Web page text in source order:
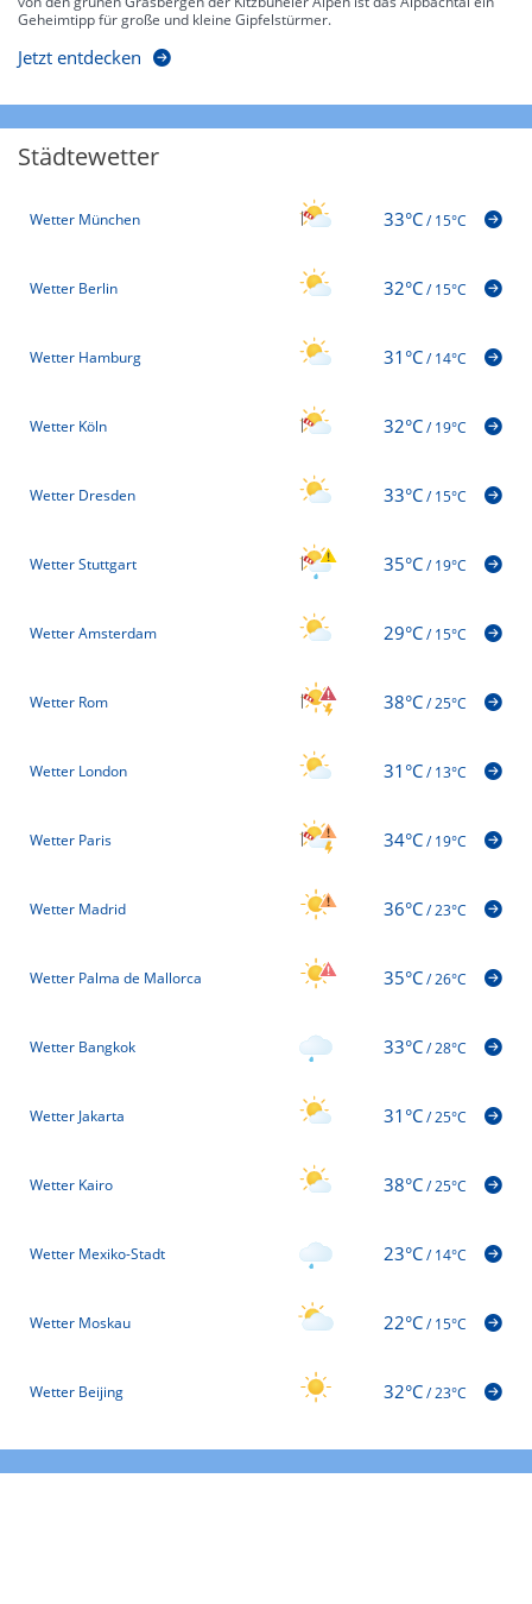
Geheimtipp für große und kleine Gipfelstürmer.
Jetzt entdecken
Städtewetter
Wetter München 33°C/15°C
Wetter Berlin 32°C/15°C
Wetter Hamburg 31°C/14°C
Wetter Köln 32°C/19°C
Wetter Dresden 33°C/15°C
Wetter Stuttgart 35°C/19°C
Wetter Amsterdam 29°C/15°C
Wetter Rom 38°C/25°C
Wetter London 31°C/13°C
Wetter Paris 34°C/19°C
Wetter Madrid 36°C/23°C
Wetter Palma de Mallorca 35°C/26°C
Wetter Bangkok 33°C/28°C
Wetter Jakarta 31°C/25°C
Wetter Kairo 38°C/25°C
Wetter Mexiko-Stadt 23°C/14°C
Wetter Moskau 22°C/15°C
Wetter Beijing 32°C/23°C